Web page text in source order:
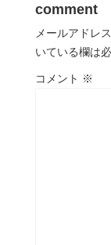
comment
メールアドレ
いている欄は
コメント ※